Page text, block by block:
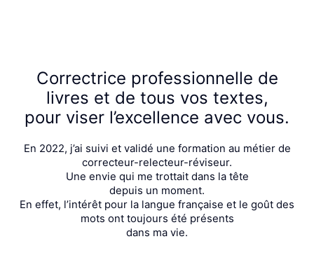
Correctrice professionnelle de
livres et de tous vos textes,
pour viser l’excellence avec vous.
En 2022, j’ai suivi et validé une formation au métier de
correcteur-relecteur-réviseur.
Une envie qui me trottait dans la tête
depuis un moment.
En effet, l’intérêt pour la langue française et le goût des
mots ont toujours été présents
dans ma vie.